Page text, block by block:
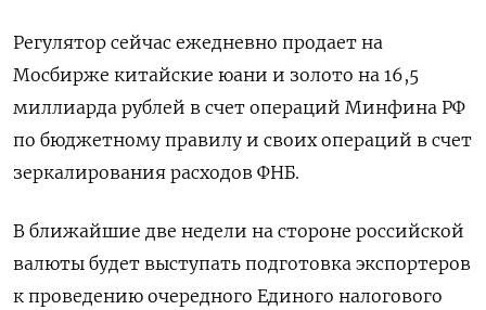
Регулятор сейчас ежедневно продает на
Мосбирже китайские юани и золото на 16,5
миллиарда рублей в счет операций Минфина РФ
по бюджетному правилу и своих операций в счет
зеркалирования расходов ФНБ.
В ближайшие две недели на стороне российской
валюты будет выступать подготовка экспортеров
к проведению очередного Единого налогового